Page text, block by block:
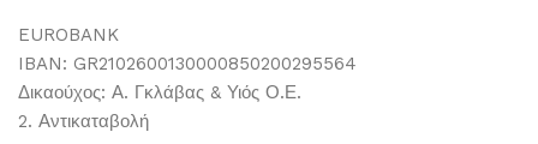
EUROBANK
IBAN: GR2102600130000850200295564
Δικαούχος: Α. Γκλάβας & Υιός Ο.Ε.
2. Αντικαταβολή